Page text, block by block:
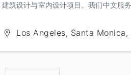
建筑设计与室内设计项目。我们中文服
及美国，亚洲获得美国与亚洲各类设计
许可申报。 第一类----设计：规划设计
设计规划，住宅设计 1. 规划设计：住
Los Angeles, Santa Monica,